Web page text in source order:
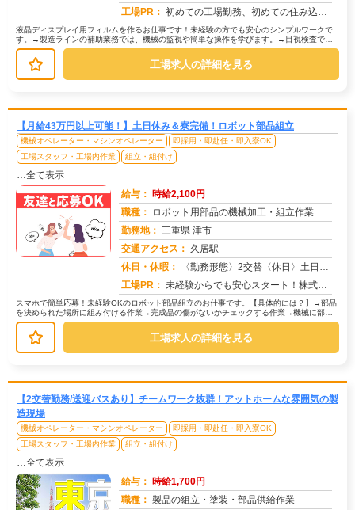
工場PR： 初めての工場勤務、初めての住み込み…不安は尽きないですよね。でも大丈夫！株式会社京栄センターなら、あなたをしっかり...
液晶ディスプレイ用フィルムを作るお仕事です！未経験の方でも安心のシンプルワークで
す。→製造ラインの補助業務では、機械の監視や簡単な操作を学びます。→目視検査で
は、製品に傷や汚れがないか確認します...
工場求人の詳細を見る
【月給43万円以上可能！】土日休み＆寮完備！ロボット部品組立
機械オペレーター・マシンオペレーター
即採用・即赴任・即入寮OK
工場スタッフ・工場内作業
組立・組付け
…全て表示
給与： 時給2,100円
職種：
ロボット用部品の機械加工・組立作業
勤務地： 三重県 津市
交通アクセス： 久居駅
休日・休暇：
〈勤務形態〉2交替〈休日〉土日休み※職場カレンダーによる
工場PR： 未経験からでも安心スタート！株式会社京栄センターで新しい一歩を踏み出しませんか？→経験・学歴・スキルは一切不問です...
スマホで簡単応募！未経験OKのロボット部品組立のお仕事です。【具体的には？】→部品
を決められた場所に組み付ける作業→完成品の傷がないかチェックする作業→機械に部品
をセットしてボタンを押すだけの作...
工場求人の詳細を見る
【2交替勤務/送迎バスあり】チームワーク抜群！アットホームな雰囲気の製
造現場
機械オペレーター・マシンオペレーター
即採用・即赴任・即入寮OK
工場スタッフ・工場内作業
組立・組付け
…全て表示
給与： 時給1,700円
職種： 製品の組立・塗装・部品供給作業